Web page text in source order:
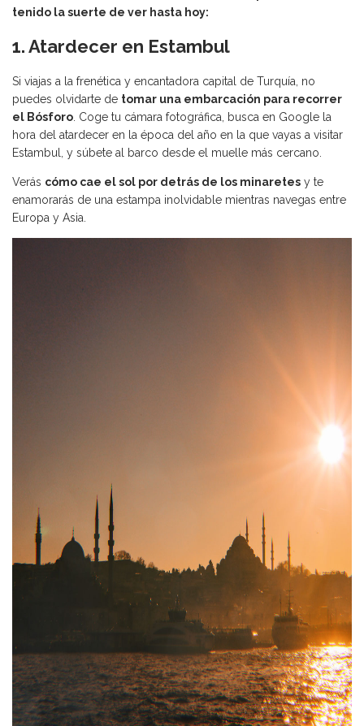
tenido la suerte de ver hasta hoy:
1. Atardecer en Estambul
Si viajas a la frenética y encantadora capital de Turquía, no
puedes olvidarte de tomar una embarcación para recorrer
el Bósforo. Coge tu cámara fotográfica, busca en Google la
hora del atardecer en la época del año en la que vayas a visitar
Estambul, y súbete al barco desde el muelle más cercano.
Verás cómo cae el sol por detrás de los minaretes y te
enamorarás de una estampa inolvidable mientras navegas entre
Europa y Asia.